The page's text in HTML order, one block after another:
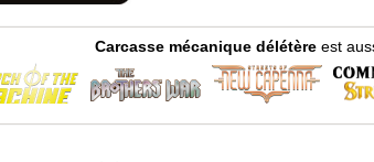
Carcasse mécanique délétèreest